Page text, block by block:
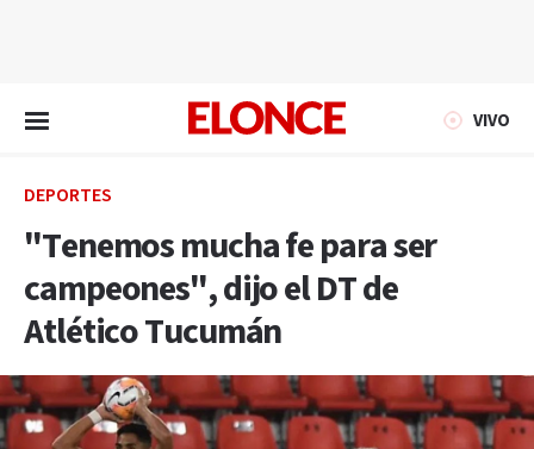
VIVO
DEPORTES
"Tenemos mucha fe para ser
campeones", dijo el DT de
Atlético Tucumán